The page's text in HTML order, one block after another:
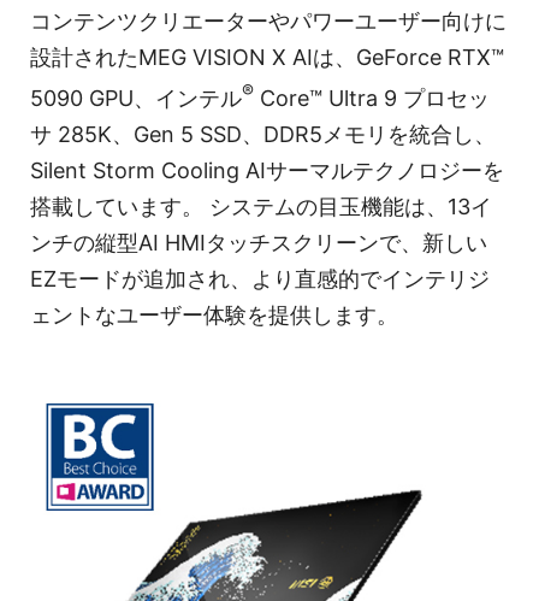
コンテンツクリエーターやパワーユーザー向けに
設計されたMEG VISION X AIは、GeForce RTX™
5090 GPU、インテル® Core™ Ultra 9 プロセッ
サ 285K、Gen 5 SSD、DDR5メモリを統合し、
Silent Storm Cooling AIサーマルテクノロジーを
搭載しています。 システムの目玉機能は、13イ
ンチの縦型AI HMIタッチスクリーンで、新しい
EZモードが追加され、より直感的でインテリジ
ェントなユーザー体験を提供します。